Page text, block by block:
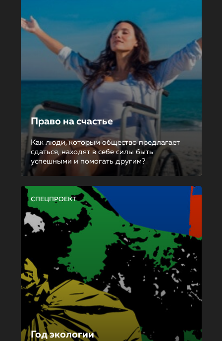
Право на счастье
Как люди, которым общество предлагает
сдаться, находят в себе силы быть
успешными и помогать другим?
СПЕЦПРОЕКТ
Год экологии